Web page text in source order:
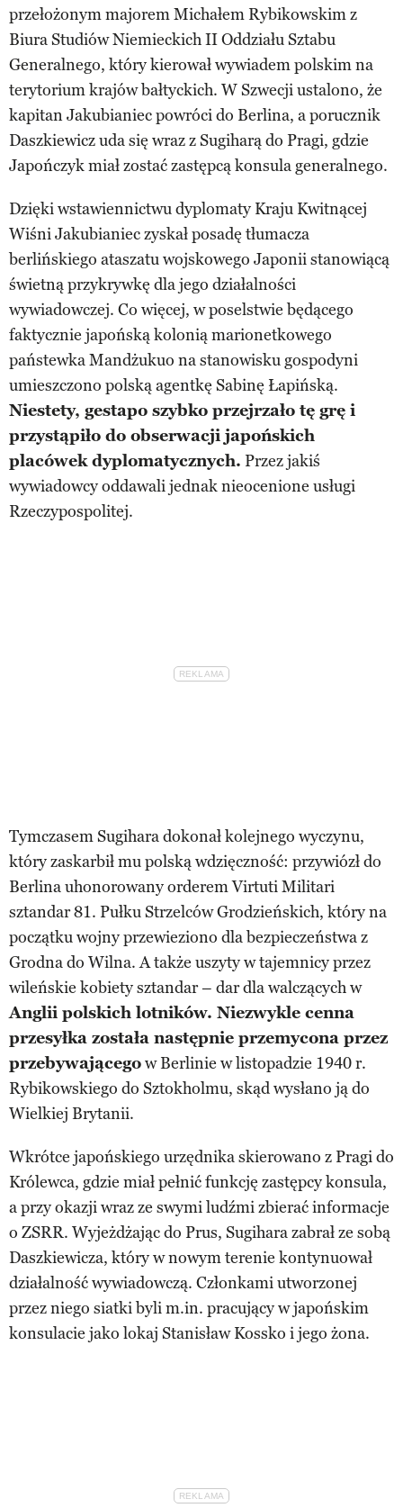
przełożonym majorem Michałem Rybikowskim z
Biura Studiów Niemieckich II Oddziału Sztabu
Generalnego, który kierował wywiadem polskim na
terytorium krajów bałtyckich. W Szwecji ustalono, że
kapitan Jakubianiec powróci do Berlina, a porucznik
Daszkiewicz uda się wraz z Sugiharą do Pragi, gdzie
Japończyk miał zostać zastępcą konsula generalnego.
Dzięki wstawiennictwu dyplomaty Kraju Kwitnącej
Wiśni Jakubianiec zyskał posadę tłumacza
berlińskiego ataszatu wojskowego Japonii stanowiącą
świetną przykrywkę dla jego działalności
wywiadowczej. Co więcej, w poselstwie będącego
faktycznie japońską kolonią marionetkowego
państewka Mandżukuo na stanowisku gospodyni
umieszczono polską agentkę Sabinę Łapińską.
Niestety, gestapo szybko przejrzało tę grę i
przystąpiło do obserwacji japońskich
placówek dyplomatycznych. Przez jakiś
wywiadowcy oddawali jednak nieocenione usługi
Rzeczypospolitej.
Tymczasem Sugihara dokonał kolejnego wyczynu,
który zaskarbił mu polską wdzięczność: przywiózł do
Berlina uhonorowany orderem Virtuti Militari
sztandar 81. Pułku Strzelców Grodzieńskich, który na
początku wojny przewieziono dla bezpieczeństwa z
Grodna do Wilna. A także uszyty w tajemnicy przez
wileńskie kobiety sztandar – dar dla walczących w
Anglii polskich lotników. Niezwykle cenna
przesyłka została następnie przemycona przez
przebywającegow Berlinie w listopadzie 1940 r.
Rybikowskiego do Sztokholmu, skąd wysłano ją do
Wielkiej Brytanii.
Wkrótce japońskiego urzędnika skierowano z Pragi do
Królewca, gdzie miał pełnić funkcję zastępcy konsula,
a przy okazji wraz ze swymi ludźmi zbierać informacje
o ZSRR. Wyjeżdżając do Prus, Sugihara zabrał ze sobą
Daszkiewicza, który w nowym terenie kontynuował
działalność wywiadowczą. Członkami utworzonej
przez niego siatki byli m.in. pracujący w japońskim
konsulacie jako lokaj Stanisław Kossko i jego żona.